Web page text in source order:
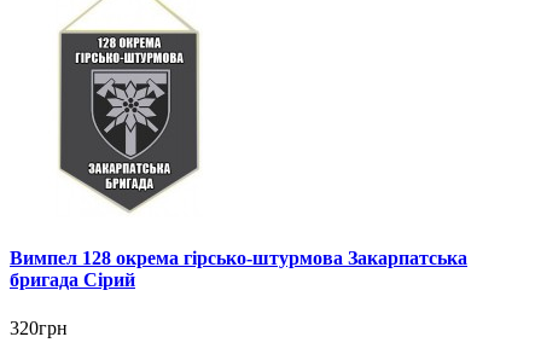
Вимпел 128 окрема гірсько-штурмова Закарпатська
бригада Сірий
320грн